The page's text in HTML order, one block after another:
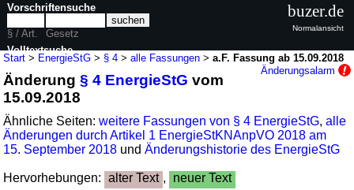
Start > EnergieStG > § 4 >alle Fassungen >a.F. Fassung ab 15.09.2018
Änderungsalarm
Änderung§ 4 EnergieStG vom
15.09.2018
Ähnliche Seiten:weitere Fassungen von § 4 EnergieStG,alle
Änderungen durch Artikel 1 EnergieStKNAnpVO 2018 am
15. September 2018 undÄnderungshistorie des EnergieStG
Hervorhebungen: alter Text , neuer Text
Vorschriftensuche
§ / Art.
Gesetz
Volltextsuche
nur in EnergieStG
buzer.de
Normalansicht